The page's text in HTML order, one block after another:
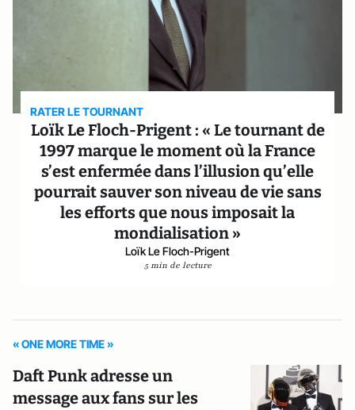
RATER LE TOURNANT
Loïk Le Floch-Prigent : « Le tournant de
1997 marque le moment où la France
s’est enfermée dans l’illusion qu’elle
pourrait sauver son niveau de vie sans
les efforts que nous imposait la
mondialisation »
Loïk Le Floch-Prigent
5 min de lecture
« ONE MORE TIME »
Daft Punk adresse un
message aux fans sur les